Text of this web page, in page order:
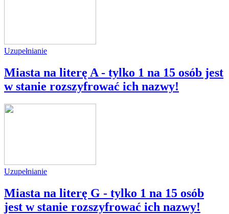
Uzupełnianie
Miasta na literę A - tylko 1 na 15 osób jest
w stanie rozszyfrować ich nazwy!
Uzupełnianie
Miasta na literę G - tylko 1 na 15 osób
jest w stanie rozszyfrować ich nazwy!